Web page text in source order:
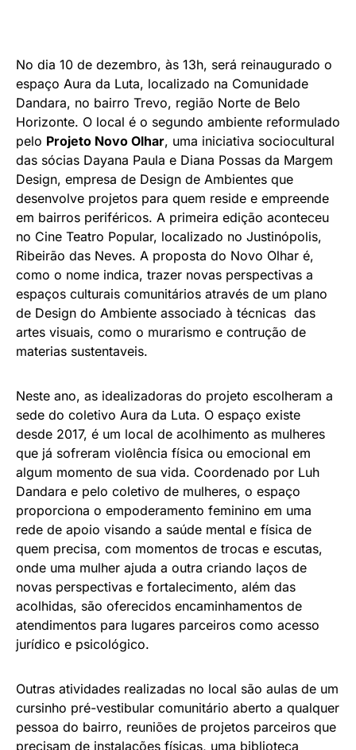
No dia 10 de dezembro, às 13h, será reinaugurado o
espaço Aura da Luta, localizado na Comunidade
Dandara, no bairro Trevo, região Norte de Belo
Horizonte. O local é o segundo ambiente reformulado
pelo Projeto Novo Olhar, uma iniciativa sociocultural
das sócias Dayana Paula e Diana Possas da Margem
Design, empresa de Design de Ambientes que
desenvolve projetos para quem reside e empreende
em bairros periféricos. A primeira edição aconteceu
no Cine Teatro Popular, localizado no Justinópolis,
Ribeirão das Neves. A proposta do Novo Olhar é,
como o nome indica, trazer novas perspectivas a
espaços culturais comunitários através de um plano
de Design do Ambiente associado à técnicas das
artes visuais, como o murarismo e contrução de
materias sustentaveis.
Neste ano, as idealizadoras do projeto escolheram a
sede do coletivo Aura da Luta. O espaço existe
desde 2017, é um local de acolhimento as mulheres
que já sofreram violência física ou emocional em
algum momento de sua vida. Coordenado por Luh
Dandara e pelo coletivo de mulheres, o espaço
proporciona o empoderamento feminino em uma
rede de apoio visando a saúde mental e física de
quem precisa, com momentos de trocas e escutas,
onde uma mulher ajuda a outra criando laços de
novas perspectivas e fortalecimento, além das
acolhidas, são oferecidos encaminhamentos de
atendimentos para lugares parceiros como acesso
jurídico e psicológico.
Outras atividades realizadas no local são aulas de um
cursinho pré-vestibular comunitário aberto a qualquer
pessoa do bairro, reuniões de projetos parceiros que
precisam de instalações físicas, uma biblioteca